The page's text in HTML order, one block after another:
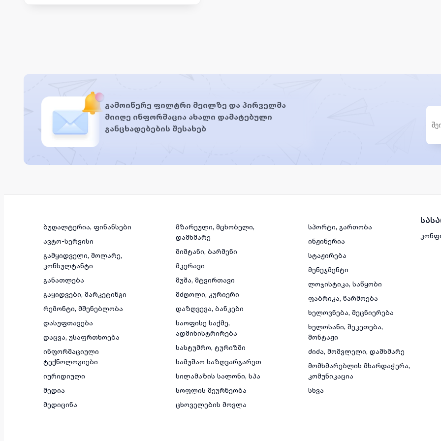
გამოიწერე ფილტრი მეილზე და პირველმა
მიიღე ინფორმაცია ახალი დამატებული
განცხადებების შესახებ
ბუღალტერია, ფინანსები
ავტო-სერვისი
გამყიდველი, მოლარე,
კონსულტანტი
განათლება
გაყიდვები, მარკეტინგი
რემონტი, მშენებლობა
დასუფთავება
დაცვა, უსაფრთხოება
ინფორმაციული
ტექნოლოგიები
იურიდიული
მედია
მედიცინა
მზარეული, მცხობელი,
დამხმარე
მიმტანი, ბარმენი
მკერავი
მუშა, მტვირთავი
მძღოლი, კურიერი
დაზღვევა, ბანკები
საოფისე საქმე,
ადმინისტრირება
სასტუმრო, ტურიზმი
სამუშაო საზღვარგარეთ
სილამაზის სალონი, სპა
სოფლის მეურნეობა
ცხოველების მოვლა
სპორტი, გართობა
ინჟინერია
სტაჟირება
მენეჯმენტი
ლოჯისტიკა, საწყობი
ფაბრიკა, წარმოება
ხელოვნება, მეცნიერება
ხელოსანი, შეკეთება,
მონტაჟი
ძიძა, მომვლელი, დამხმარე
მომხმარებლის მხარდაჭერა,
კომუნიკაცია
სხვა